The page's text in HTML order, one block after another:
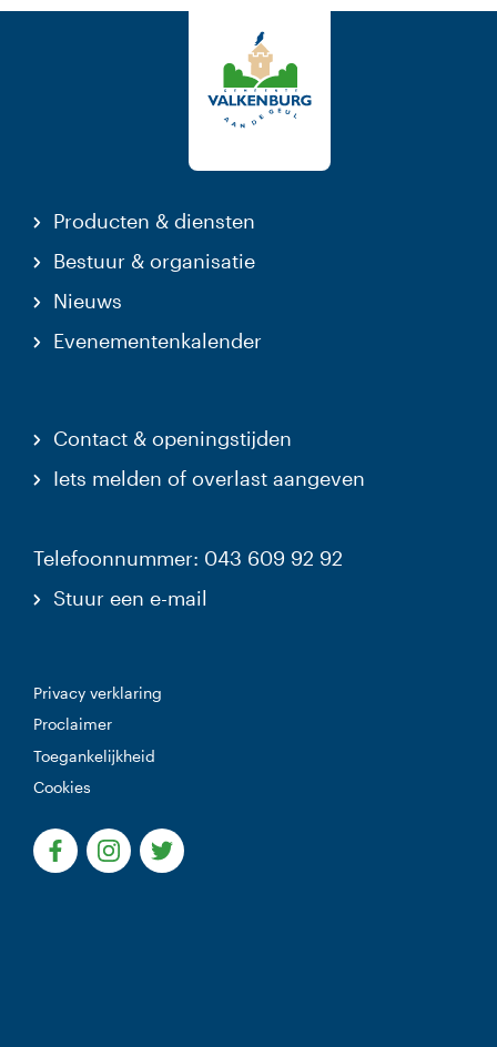
Producten & diensten
Bestuur & organisatie
Nieuws
Evenementenkalender
Contact & openingstijden
Iets melden of overlast aangeven
Telefoonnummer: 043 609 92 92
Stuur een e-mail
Privacy verklaring
Proclaimer
Toegankelijkheid
Cookies
(Deze link gaat naar een externe website)
(Deze link gaat naar een externe website)
(Deze link gaat naar een externe